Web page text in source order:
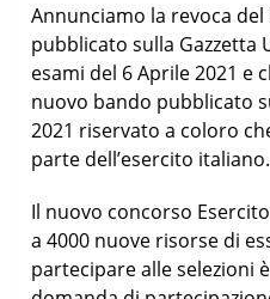
Annunciamo la revoca
pubblicato sulla Gazzetta
esami del 6 Aprile 2021 e
nuovo bando pubblicato
2021 riservato a coloro
parte dell’esercito italiano.
Il nuovo concorso
a 4000 nuove risorse di
partecipare alle selezioni